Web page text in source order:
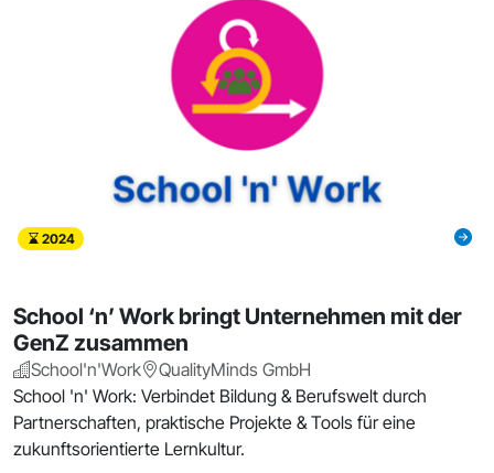
2024
School ‘n’ Work bringt Unternehmen mit der
GenZ zusammen
School'n'Work
QualityMinds GmbH
School 'n' Work: Verbindet Bildung & Berufswelt durch
Partnerschaften, praktische Projekte & Tools für eine
zukunftsorientierte Lernkultur.